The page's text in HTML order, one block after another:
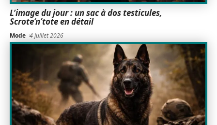
L’image du jour : un sac à dos testicules,
Scrote’n’tote en détail
Mode 4 juillet 2026